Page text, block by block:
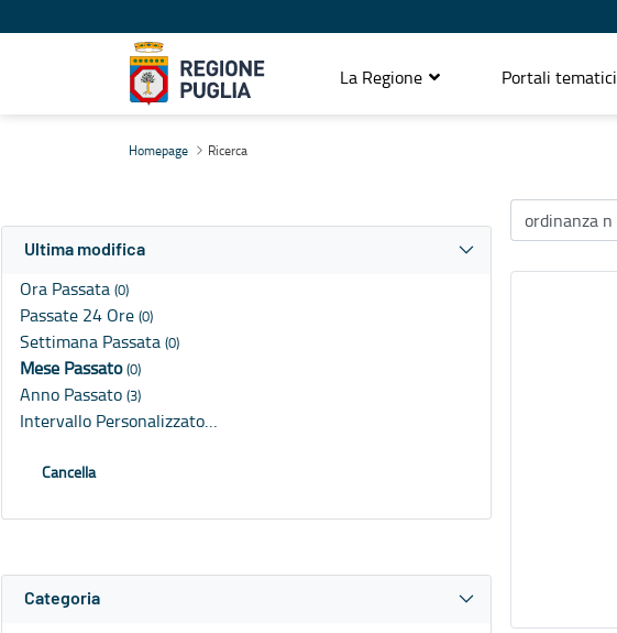
La Regione Portali tematici
Homepage Ricerca
Ultima modifica
Ora Passata (0)
Passate 24 Ore (0)
Settimana Passata (0)
Mese Passato(0)
Anno Passato (3)
Intervallo Personalizzato…
Cancella
Categoria